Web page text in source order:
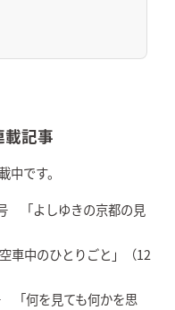
載記事
です。
「よしゆきの京都の見
車中のひとりごと」（12
「何を見ても何かを思